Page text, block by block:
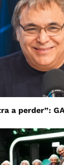
a perder”: